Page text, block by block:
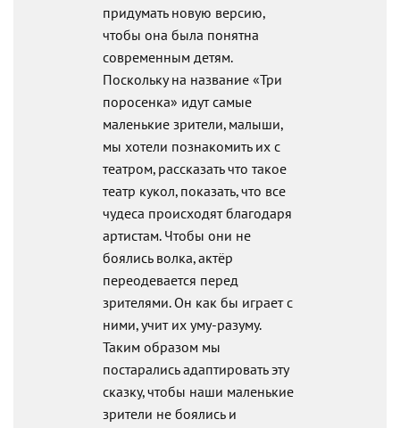
придумать новую версию,
чтобы она была понятна
современным детям.
Поскольку на название «Три
поросенка» идут самые
маленькие зрители, малыши,
мы хотели познакомить их с
театром, рассказать что такое
театр кукол, показать, что все
чудеса происходят благодаря
артистам. Чтобы они не
боялись волка, актёр
переодевается перед
зрителями. Он как бы играет с
ними, учит их уму-разуму.
Таким образом мы
постарались адаптировать эту
сказку, чтобы наши маленькие
зрители не боялись и